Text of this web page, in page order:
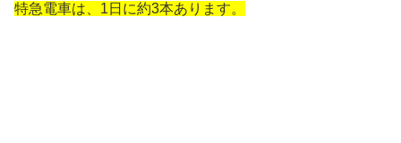
特急電車は、1日に約3本あります。